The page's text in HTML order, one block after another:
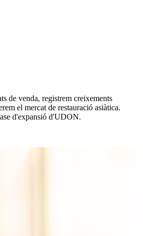
de venda, registrem creixements
el mercat de restauració asiàtica.
d'expansió d'UDON.